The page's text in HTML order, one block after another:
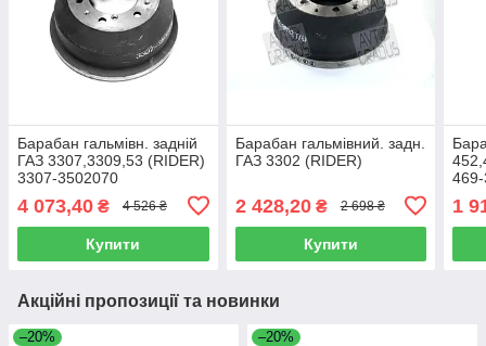
Барабан гальмівн. задній
ГАЗ 3307,3309,53 (RIDER)
3307-3502070
4 073,40 ₴ 4 526 ₴
Купити
Барабан гальмівний. задн.
ГАЗ 3302 (RIDER)
2 428,20₴ 2 698 ₴
Купити
1
Акційні пропозиції та новинки
–20% –20%